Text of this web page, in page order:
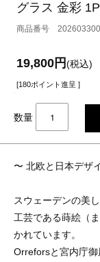
グラス 金彩 1P
19,800円(税込)
[180ポイント進呈 ]
数量
〜 北欧と日本デザ
スウェーデンの美
工芸である蒔絵（
かれています。
Orreforsと宮内庁